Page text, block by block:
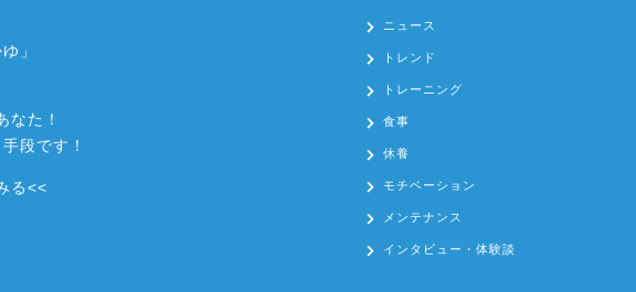
」
なた！
段です！
る<<
ニュース
トレンド
トレーニング
食事
休養
モチベーション
メンテナンス
インタビュー・体験談